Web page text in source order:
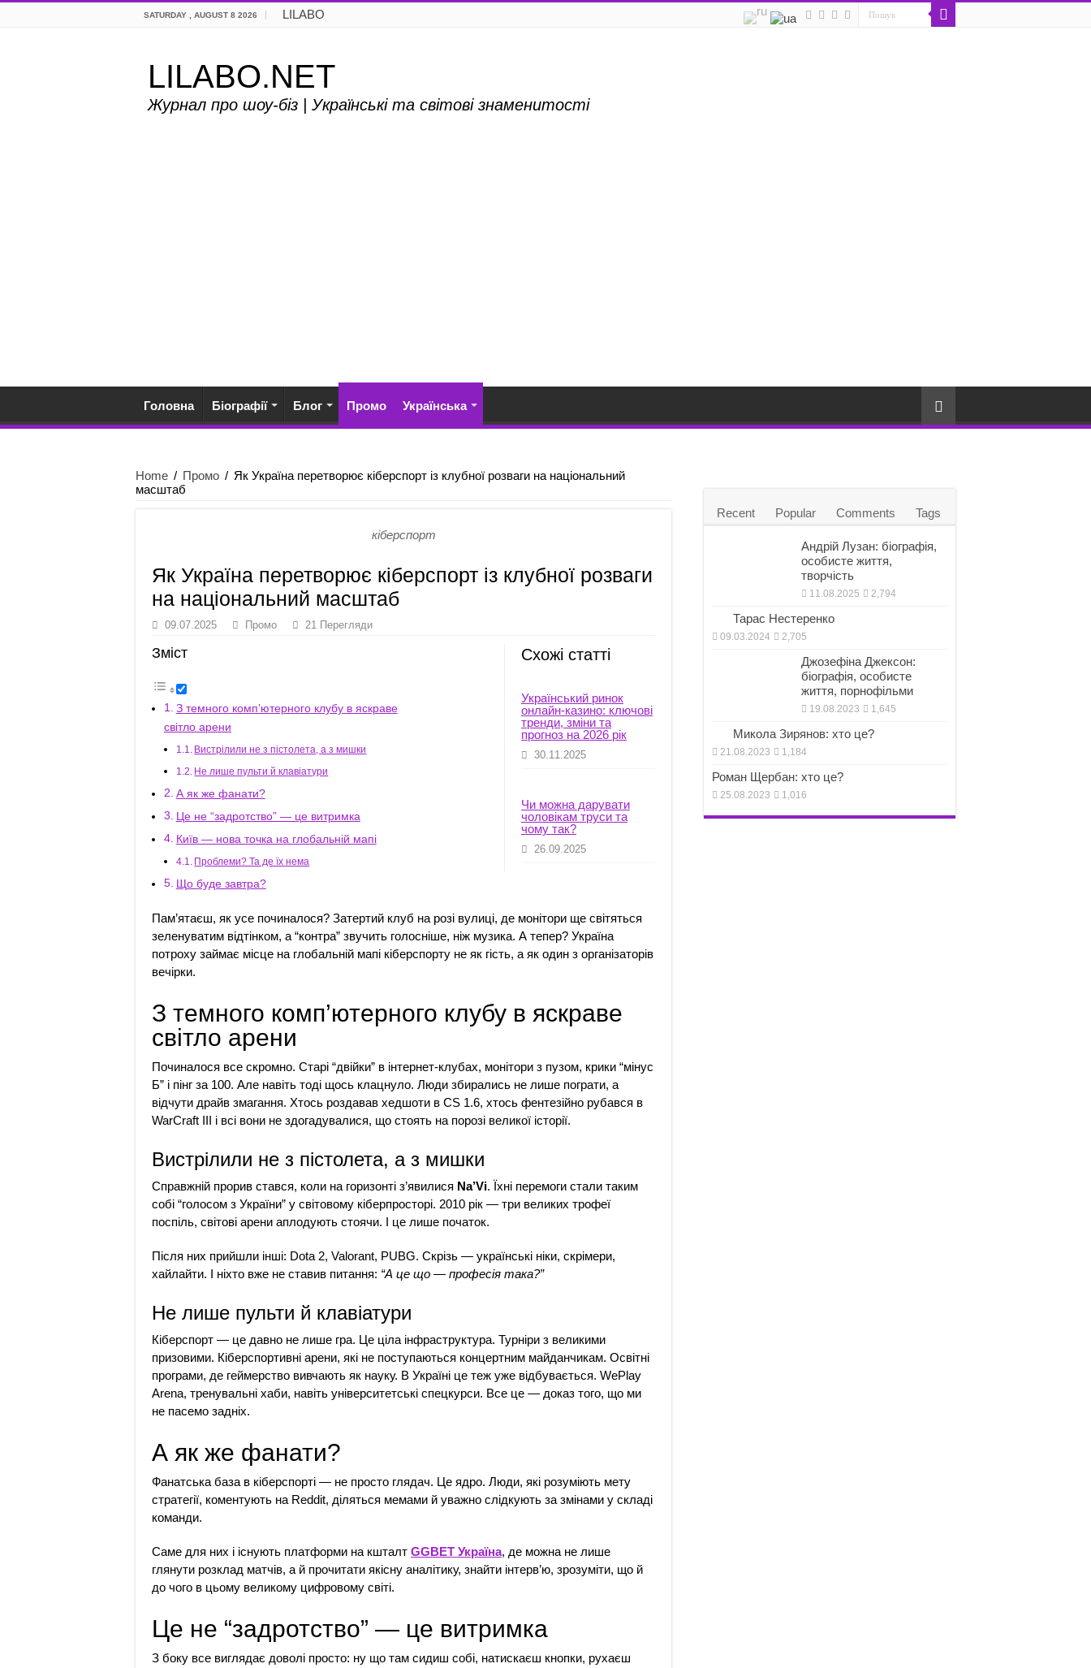
SATURDAY , AUGUST 8 2026 LILABO
LILABO.NET
Журнал про шоу-біз | Українські та світові знаменитості
Головна Біографії Блог Промо Українська
Home / Промо / Як Україна перетворює кіберспорт із клубної розваги на національний
масштаб
кіберспорт
Як Україна перетворює кіберспорт із клубної розваги
на національний масштаб
09.07.2025 Промо 21 Перегляди
Схожі статті
Український ринок
онлайн-казино: ключові
тренди, зміни та
прогноз на 2026 рік
30.11.2025
Чи можна дарувати
чоловікам труси та
чому так?
26.09.2025
Зміст
З темного комп’ютерного клубу в яскраве
світло арени
Вистрілили не з пістолета, а з мишки
Не лише пульти й клавіатури
А як же фанати?
Це не “задротство” — це витримка
Київ — нова точка на глобальній мапі
Проблеми? Та де їх нема
Що буде завтра?
Пам’ятаєш, як усе починалося? Затертий клуб на розі вулиці, де монітори ще світяться
зеленуватим відтінком, а “контра” звучить голосніше, ніж музика. А тепер? Україна
потроху займає місце на глобальній мапі кіберспорту не як гість, а як один з організаторів
вечірки.
З темного комп’ютерного клубу в яскраве
світло арени
Починалося все скромно. Старі “двійки” в інтернет-клубах, монітори з пузом, крики “мінус
Б” і пінг за 100. Але навіть тоді щось клацнуло. Люди збирались не лише пограти, а
відчути драйв змагання. Хтось роздавав хедшоти в CS 1.6, хтось фентезійно рубався в
WarCraft III і всі вони не здогадувалися, що стоять на порозі великої історії.
Вистрілили не з пістолета, а з мишки
Справжній прорив стався, коли на горизонті з’явилися Na’Vi. Їхні перемоги стали таким
собі “голосом з України” у світовому кіберпросторі. 2010 рік — три великих трофеї
поспіль, світові арени аплодують стоячи. І це лише початок.
Після них прийшли інші: Dota 2, Valorant, PUBG. Скрізь — українські ніки, скрімери,
хайлайти. І ніхто вже не ставив питання: “А це що — професія така?”
Не лише пульти й клавіатури
Кіберспорт — це давно не лише гра. Це ціла інфраструктура. Турніри з великими
призовими. Кіберспортивні арени, які не поступаються концертним майданчикам. Освітні
програми, де геймерство вивчають як науку. В Україні це теж уже відбувається. WePlay
Arena, тренувальні хаби, навіть університетські спецкурси. Все це — доказ того, що ми
не пасемо задніх.
А як же фанати?
Фанатська база в кіберспорті — не просто глядач. Це ядро. Люди, які розуміють мету
стратегії, коментують на Reddit, діляться мемами й уважно слідкують за змінами у складі
команди.
Саме для них і існують платформи на кшталт GGBET Україна, де можна не лише
глянути розклад матчів, а й прочитати якісну аналітику, знайти інтерв’ю, зрозуміти, що й
до чого в цьому великому цифровому світі.
Це не “задротство” — це витримка
З боку все виглядає доволі просто: ну що там сидиш собі, натискаєш кнопки, рухаєш
Recent Popular Comments Tags
Андрій Лузан: біографія,
особисте життя,
творчість
11.08.2025 2,794
Тарас Нестеренко
09.03.2024 2,705
Джозефіна Джексон:
біографія, особисте
життя, порнофільми
19.08.2023 1,645
Микола Зирянов: хто це?
21.08.2023 1,184
Роман Щербан: хто це?
25.08.2023 1,016